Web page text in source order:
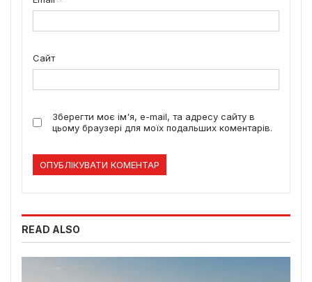
Сайт
Зберегти моє ім'я, e-mail, та адресу сайту в
цьому браузері для моїх подальших коментарів.
READ ALSO